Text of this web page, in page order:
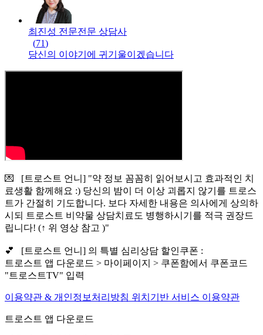
최진성 전문전문 상담사
(71)
당신의 이야기에 귀기울이겠습니다
💌 [트로스트 언니] "약 정보 꼼꼼히 읽어보시고 효과적인 치
료생활 함께해요 :) 당신의 밤이 더 이상 괴롭지 않기를 트로스
트가 간절히 기도합니다. 보다 자세한 내용은 의사에게 상의하
시되 트로스트 비약물 상담치료도 병행하시기를 적극 권장드
립니다! (↑ 위 영상 참고 )"
💕 [트로스트 언니] 의 특별 심리상담 할인쿠폰 :
트로스트 앱 다운로드 > 마이페이지 > 쿠폰함에서 쿠폰코드
"트로스트TV" 입력
이용약관 & 개인정보처리방침 위치기반 서비스 이용약관
트로스트 앱 다운로드